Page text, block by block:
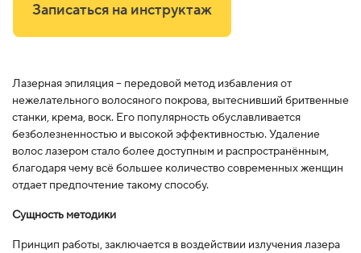
Записаться на инструктаж
Лазерная эпиляция – передовой метод избавления от
нежелательного волосяного покрова, вытеснивший бритвенные
станки, крема, воск. Его популярность обуславливается
безболезненностью и высокой эффективностью. Удаление
волос лазером стало более доступным и распространённым,
благодаря чему всё большее количество современных женщин
отдает предпочтение такому способу.
Сущность методики
Принцип работы, заключается в воздействии излучения лазера